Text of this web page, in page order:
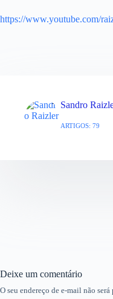
https://www.youtube.com/
Sandro
ARTIGOS: 79
Deixe um comentário
O seu endereço de e-mail não